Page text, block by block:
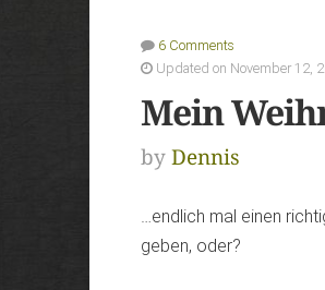
6 Comments
Updated on November 12,
Mein
byDennis
…endlich mal einen
geben, oder?